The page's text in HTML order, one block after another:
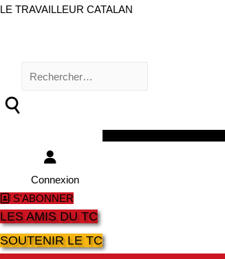
LE TRAVAILLEUR CATALAN
Rechercher :
Connexion
S'ABONNER
LES AMIS DU TC
SOUTENIR LE TC